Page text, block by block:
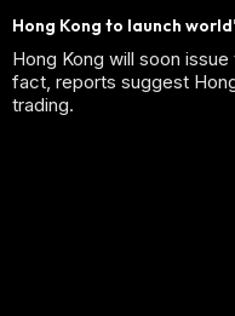
Hong Kong to launch
Hong Kong will soon
fact, reports suggest
trading.